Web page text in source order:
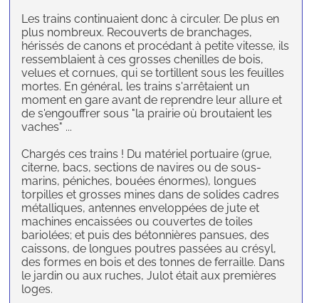
Les trains continuaient donc à circuler. De plus en
plus nombreux. Recouverts de branchages,
hérissés de canons et procédant à petite vitesse, ils
ressemblaient à ces grosses chenilles de bois,
velues et cornues, qui se tortillent sous les feuilles
mortes. En général, les trains s'arrêtaient un
moment en gare avant de reprendre leur allure et
de s'engouffrer sous "la prairie où broutaient les
vaches" ...
Chargés ces trains ! Du matériel portuaire (grue,
citerne, bacs, sections de navires ou de sous-
marins, péniches, bouées énormes), longues
torpilles et grosses mines dans de solides cadres
métalliques, antennes enveloppées de jute et
machines encaissées ou couvertes de toiles
bariolées; et puis des bétonnières pansues, des
caissons, de longues poutres passées au crésyl,
des formes en bois et des tonnes de ferraille. Dans
le jardin ou aux ruches, Julot était aux premières
loges.